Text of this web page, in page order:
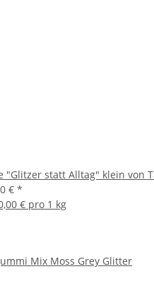
"Glitzer statt Alltag" klein von
€ *
€ pro 1 kg